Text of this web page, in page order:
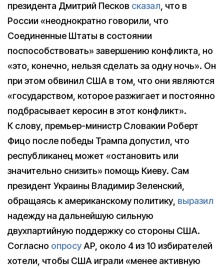
президента Дмитрий Песков сказал, что в
России «неоднократно говорили, что
Соединенные Штаты в состоянии
поспособствовать» завершению конфликта, но
«это, конечно, нельзя сделать за одну ночь». Он
при этом обвинил США в том, что они являются
«государством, которое разжигает и постоянно
подбрасывает керосин в этот конфликт».
К слову, премьер-министр Словакии Роберт
Фицо после победы Трампа допустил, что
республиканец может «остановить или
значительно снизить» помощь Киеву. Сам
президент Украины Владимир Зеленский,
обращаясь к американскому политику, выразил
надежду на дальнейшую сильную
двухпартийную поддержку со стороны США.
Согласно опросуAP, около 4 из 10 избирателей
хотели, чтобы США играли «менее активную